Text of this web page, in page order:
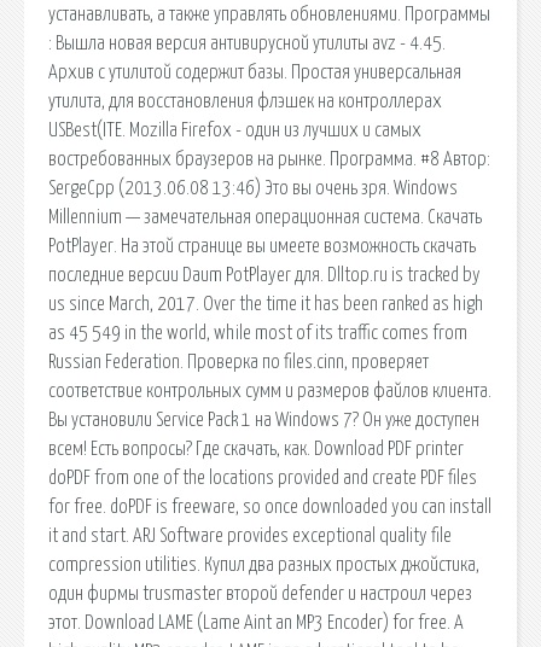
устанавливать, а также управлять обновлениями. Программы
: Вышла новая версия антивирусной утилиты avz - 4.45.
Архив с утилитой содержит базы. Простая универсальная
утилита, для восстановления флэшек на контроллерах
USBest(ITE. Mozilla Firefox - один из лучших и самых
востребованных браузеров на рынке. Программа. #8 Автор:
SergeCpp (2013.06.08 13:46) Это вы очень зря. Windows
Millennium — замечательная операционная система. Скачать
PotPlayer. На этой странице вы имеете возможность скачать
последние версии Daum PotPlayer для. Dlltop.ru is tracked by
us since March, 2017. Over the time it has been ranked as high
as 45 549 in the world, while most of its traffic comes from
Russian Federation. Проверка по files.cinn, проверяет
соответствие контрольных сумм и размеров файлов клиента.
Вы установили Service Pack 1 на Windows 7? Он уже доступен
всем! Есть вопросы? Где скачать, как. Download PDF printer
doPDF from one of the locations provided and create PDF files
for free. doPDF is freeware, so once downloaded you can install
it and start. ARJ Software provides exceptional quality file
compression utilities. Купил два разных простых джойстика,
один фирмы trusmaster второй defender и настроил через
этот. Download LAME (Lame Aint an MP3 Encoder) for free. A